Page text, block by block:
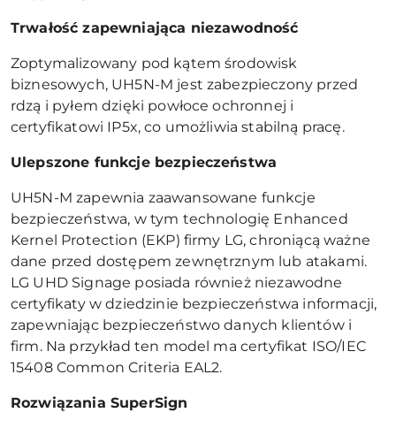
Trwałość zapewniająca niezawodność
Zoptymalizowany pod kątem środowisk
biznesowych, UH5N-M jest zabezpieczony przed
rdzą i pyłem dzięki powłoce ochronnej i
certyfikatowi IP5x, co umożliwia stabilną pracę.
Ulepszone funkcje bezpieczeństwa
UH5N-M zapewnia zaawansowane funkcje
bezpieczeństwa, w tym technologię Enhanced
Kernel Protection (EKP) firmy LG, chroniącą ważne
dane przed dostępem zewnętrznym lub atakami.
LG UHD Signage posiada również niezawodne
certyfikaty w dziedzinie bezpieczeństwa informacji,
zapewniając bezpieczeństwo danych klientów i
firm. Na przykład ten model ma certyfikat ISO/IEC
15408 Common Criteria EAL2.
Rozwiązania SuperSign